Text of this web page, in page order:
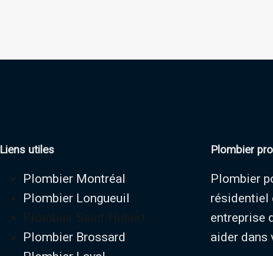
Liens utiles
Plombier Montréal
Plombier Longueuil
Plombier Saint-Hubert
Plombier Brossard
Plombier
Plombier
résidentiel
entreprise
aider dans